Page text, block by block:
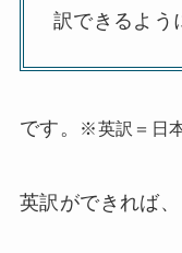
訳できるよう
です。 ※英訳＝日
英訳ができれば、